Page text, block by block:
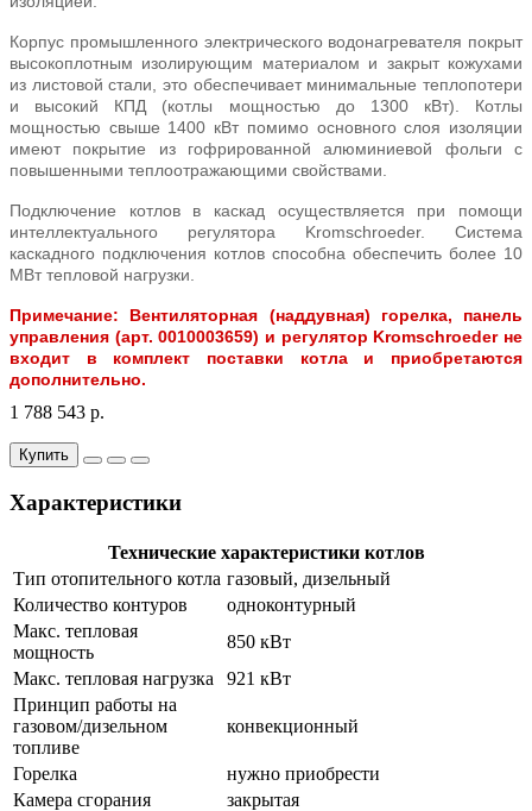
Корпус промышленного электрического водонагревателя покрыт
высокоплотным изолирующим материалом и закрыт кожухами
из листовой стали, это обеспечивает минимальные теплопотери
и высокий КПД (котлы мощностью до 1300 кВт). Котлы
мощностью свыше 1400 кВт помимо основного слоя изоляции
имеют покрытие из гофрированной алюминиевой фольги с
повышенными теплоотражающими свойствами.
Подключение котлов в каскад осуществляется при помощи
интеллектуального регулятора Kromschroeder. Система
каскадного подключения котлов способна обеспечить более 10
МВт тепловой нагрузки.
Примечание: Вентиляторная (наддувная) горелка, панель
управления (арт. 0010003659) и регулятор Kromschroeder не
входит в комплект поставки котла и приобретаются
дополнительно.
1 788 543 р.
Купить
Характеристики
Технические характеристики котлов
Тип отопительного котла газовый, дизельный
Количество контуров
одноконтурный
Макс. тепловая
мощность
850 кВт
Макс. тепловая нагрузка
921 кВт
Принцип работы на
газовом/дизельном
топливе
конвекционный
Горелка
нужно приобрести
Камера сгорания
закрытая